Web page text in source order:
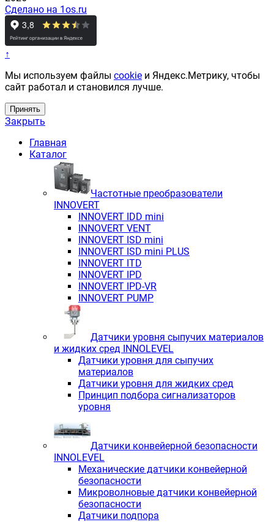
Сделано на 1os.ru
↑
Мы используем файлы cookie и Яндекс.Метрику, чтобы
сайт работал и становился лучше.
Принять
Закрыть
Главная
Каталог
Частотные преобразователи
INNOVERT
INNOVERT IDD mini
INNOVERT VENT
INNOVERT ISD mini
INNOVERT ISD mini PLUS
INNOVERT ITD
INNOVERT IРD
INNOVERT IРD-VR
INNOVERT PUMP
Датчики уровня сыпучих материалов
и жидких сред INNOLEVEL
Датчики уровня для сыпучих
материалов
Датчики уровня для жидких сред
Принцип подбора сигнализаторов
уровня
Датчики конвейерной безопасности
INNOLEVEL
Механические датчики конвейерной
безопасности
Микроволновые датчики конвейерной
безопасности
Датчики подпора